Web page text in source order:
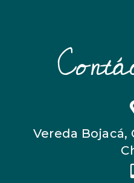
Vereda Bojacá,